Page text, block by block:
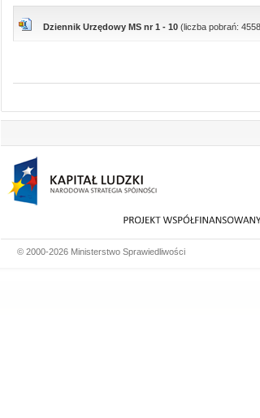
Dziennik Urzędowy MS nr 1 - 10 (liczba pobrań:
© 2000-2026 Ministerstwo Sprawiedliwości